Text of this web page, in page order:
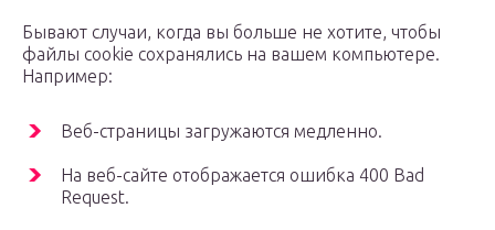
Бывают случаи, когда вы больше не хотите, чтобы
файлы cookie сохранялись на вашем компьютере.
Например:
Веб-страницы загружаются медленно.
На веб-сайте отображается ошибка 400 Bad
Request.